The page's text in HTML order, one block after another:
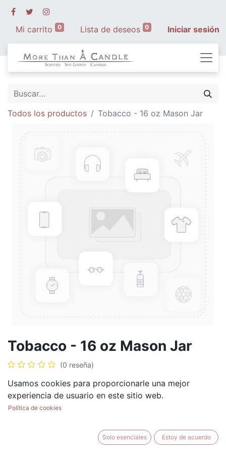
Mi carrito 0 Lista de deseos 0 Iniciar sesión
Todos los productos Tobacco - 16 oz Mason Jar
Tobacco - 16 oz Mason Jar
(0 reseña)
$17.99
AÑADIR AL CARRITO BUY NOW
Usamos cookies para proporcionarle una mejor
experiencia de usuario en este sitio web.
Política de cookies
Solo esenciales Estoy de acuerdo